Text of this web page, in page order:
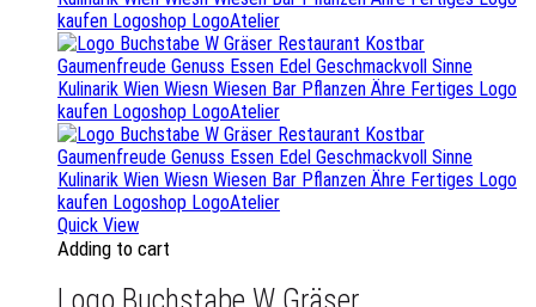
Quick View
Adding to cart